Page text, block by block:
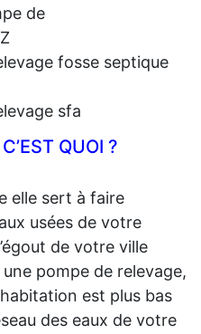
de
fosse septique
sfa
QUOI ?
elle sert à faire
usées de votre
de votre ville
une pompe de relevage,
est plus bas
des eaux de votre